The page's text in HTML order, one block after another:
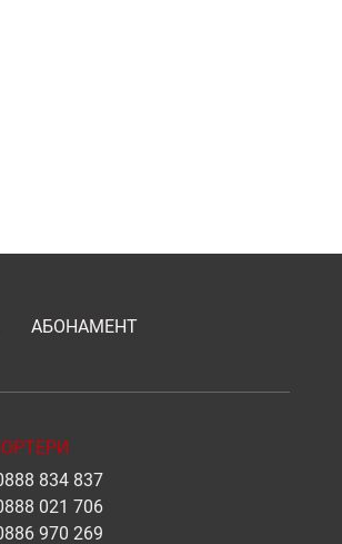
АБОНАМЕНТ
834 837
021 706
970 269